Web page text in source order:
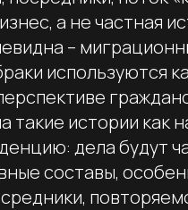
а не частная
–
используются
истории как
дела будут
составы,